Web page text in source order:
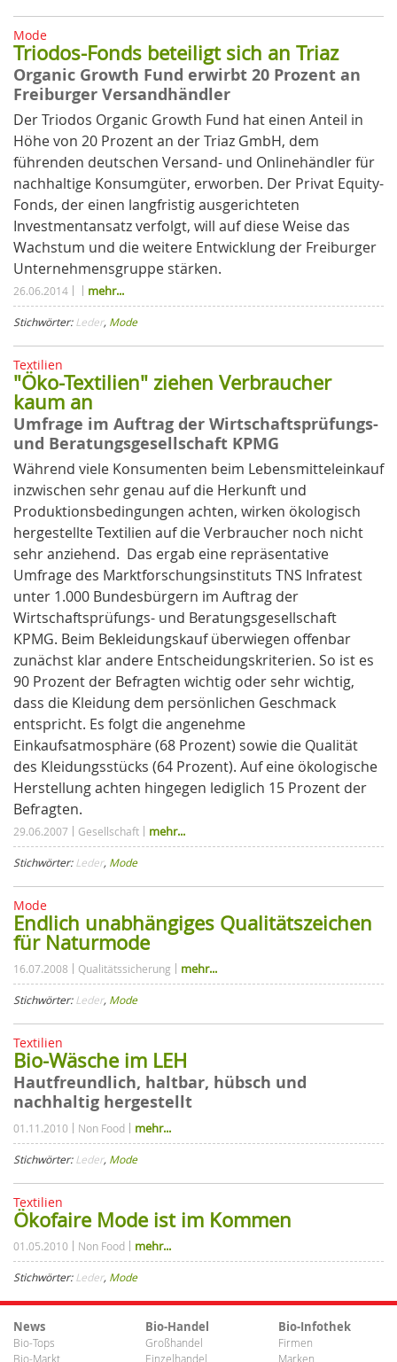
Mode
Triodos-Fonds beteiligt sich an Triaz
Organic Growth Fund erwirbt 20 Prozent an
Freiburger Versandhändler
Der Triodos Organic Growth Fund hat einen Anteil in
Höhe von 20 Prozent an der Triaz GmbH, dem
führenden deutschen Versand- und Onlinehändler für
nachhaltige Konsumgüter, erworben. Der Privat Equity-
Fonds, der einen langfristig ausgerichteten
Investmentansatz verfolgt, will auf diese Weise das
Wachstum und die weitere Entwicklung der Freiburger
Unternehmensgruppe stärken.
26.06.2014 mehr...
Stichwörter: Leder, Mode
Textilien
"Öko-Textilien" ziehen Verbraucher
kaum an
Umfrage im Auftrag der Wirtschaftsprüfungs-
und Beratungsgesellschaft KPMG
Während viele Konsumenten beim Lebensmitteleinkauf
inzwischen sehr genau auf die Herkunft und
Produktionsbedingungen achten, wirken ökologisch
hergestellte Textilien auf die Verbraucher noch nicht
sehr anziehend. Das ergab eine repräsentative
Umfrage des Marktforschungsinstituts TNS Infratest
unter 1.000 Bundesbürgern im Auftrag der
Wirtschaftsprüfungs- und Beratungsgesellschaft
KPMG. Beim Bekleidungskauf überwiegen offenbar
zunächst klar andere Entscheidungskriterien. So ist es
90 Prozent der Befragten wichtig oder sehr wichtig,
dass die Kleidung dem persönlichen Geschmack
entspricht. Es folgt die angenehme
Einkaufsatmosphäre (68 Prozent) sowie die Qualität
des Kleidungsstücks (64 Prozent). Auf eine ökologische
Herstellung achten hingegen lediglich 15 Prozent der
Befragten.
29.06.2007 Gesellschaft mehr...
Stichwörter: Leder, Mode
Mode
Endlich unabhängiges Qualitätszeichen
für Naturmode
16.07.2008 Qualitätssicherung mehr...
Stichwörter: Leder, Mode
Textilien
Bio-Wäsche im LEH
Hautfreundlich, haltbar, hübsch und
nachhaltig hergestellt
01.11.2010 Non Food mehr...
Stichwörter: Leder, Mode
Textilien
Ökofaire Mode ist im Kommen
01.05.2010 Non Food mehr...
Stichwörter: Leder, Mode
News
Bio-Tops
Bio-Markt
Bio-Handel
Großhandel
Einzelhandel
Bio-Infothek
Firmen
Marken